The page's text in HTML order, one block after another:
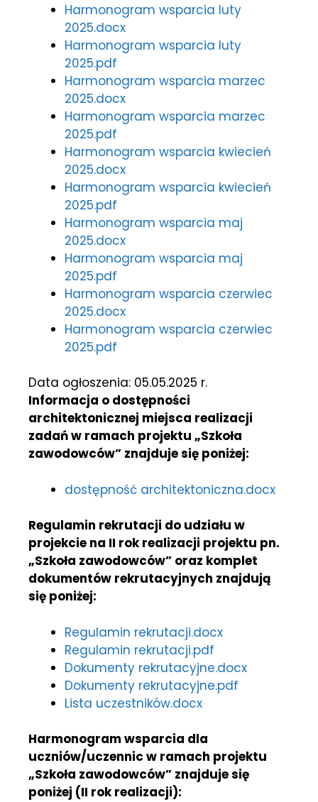
Harmonogram wsparcia luty
2025.docx
Harmonogram wsparcia luty
2025.pdf
Harmonogram wsparcia marzec
2025.docx
Harmonogram wsparcia marzec
2025.pdf
Harmonogram wsparcia kwiecień
2025.docx
Harmonogram wsparcia kwiecień
2025.pdf
Harmonogram wsparcia maj
2025.docx
Harmonogram wsparcia maj
2025.pdf
Harmonogram wsparcia czerwiec
2025.docx
Harmonogram wsparcia czerwiec
2025.pdf
Data ogłoszenia: 05.05.2025 r.
Informacja o dostępności
architektonicznej miejsca realizacji
zadań w ramach projektu „Szkoła
zawodowców” znajduje się poniżej:
dostępność architektoniczna.docx
Regulamin rekrutacji do udziału w
projekcie na II rok realizacji projektu pn.
„Szkoła zawodowców” oraz komplet
dokumentów rekrutacyjnych znajdują
się poniżej:
Regulamin rekrutacji.docx
Regulamin rekrutacji.pdf
Dokumenty rekrutacyjne.docx
Dokumenty rekrutacyjne.pdf
Lista uczestników.docx
Harmonogram wsparcia dla
uczniów/uczennic w ramach projektu
„Szkoła zawodowców” znajduje się
poniżej (II rok realizacji):